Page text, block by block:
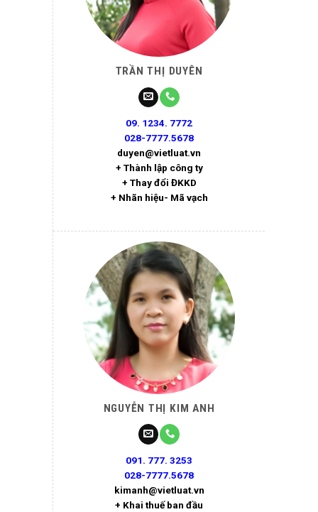
TRẦN THỊ DUYÊN
09. 1234. 7772
028-7777.5678
duyen@vietluat.vn
+ Thành lập công ty
+ Thay đổi ĐKKD
+ Nhãn hiệu- Mã vạch
NGUYỄN THỊ KIM ANH
091. 777. 3253
028-7777.5678
kimanh@vietluat.vn
+ Khai thuế ban đầu